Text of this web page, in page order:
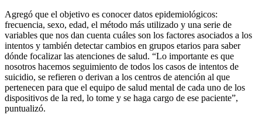
Agregó que el objetivo es conocer datos epidemiológicos:
frecuencia, sexo, edad, el método más utilizado y una serie de
variables que nos dan cuenta cuáles son los factores asociados a los
intentos y también detectar cambios en grupos etarios para saber
dónde focalizar las atenciones de salud. “Lo importante es que
nosotros hacemos seguimiento de todos los casos de intentos de
suicidio, se refieren o derivan a los centros de atención al que
pertenecen para que el equipo de salud mental de cada uno de los
dispositivos de la red, lo tome y se haga cargo de ese paciente”,
puntualizó.